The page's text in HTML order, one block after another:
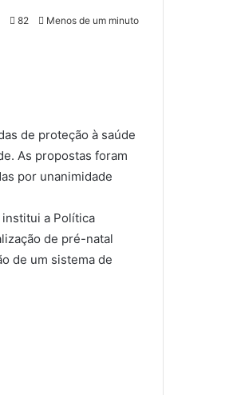
82 Menos de um minuto
de proteção à saúde
As propostas foram
por unanimidade
a Política
de pré-natal
de um sistema de